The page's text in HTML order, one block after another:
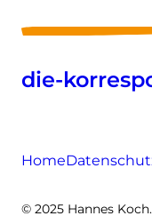
die-
Home
© 2025 Hannes